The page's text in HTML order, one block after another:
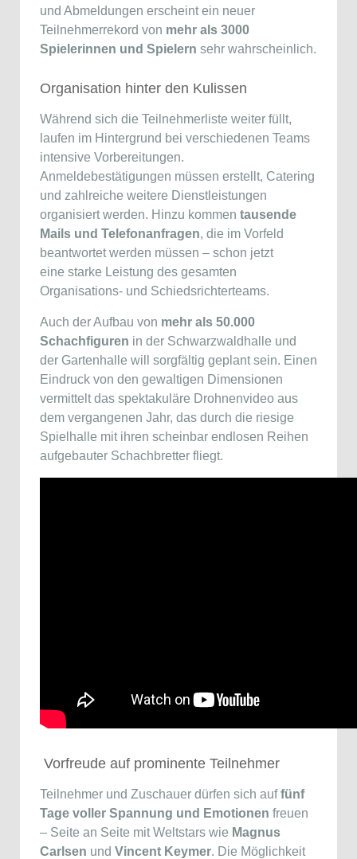
und Abmeldungen erscheint ein neuer
Teilnehmerrekord von mehr als 3000
Spielerinnen und Spielern sehr wahrscheinlich.
Organisation hinter den Kulissen
Während sich die Teilnehmerliste weiter füllt,
laufen im Hintergrund bei verschiedenen Teams
intensive Vorbereitungen.
Anmeldebestätigungen müssen erstellt, Catering
und zahlreiche weitere Dienstleistungen
organisiert werden. Hinzu kommen tausende
Mails und Telefonanfragen, die im Vorfeld
beantwortet werden müssen – schon jetzt
eine starke Leistung des gesamten
Organisations- und Schiedsrichterteams.
Auch der Aufbau von mehr als 50.000
Schachfiguren in der Schwarzwaldhalle und
der Gartenhalle will sorgfältig geplant sein. Einen
Eindruck von den gewaltigen Dimensionen
vermittelt das spektakuläre Drohnenvideo aus
dem vergangenen Jahr, das durch die riesige
Spielhalle mit ihren scheinbar endlosen Reihen
aufgebauter Schachbretter fliegt.
Vorfreude auf prominente Teilnehmer
Teilnehmer und Zuschauer dürfen sich auffünf
Tage voller Spannung und Emotionen freuen
– Seite an Seite mit Weltstars wie Magnus
Carlsen und Vincent Keymer. Die Möglichkeit